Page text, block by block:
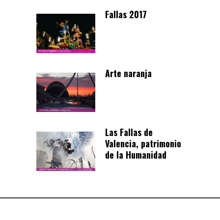
Fallas 2017
Arte naranja
Las Fallas de
Valencia, patrimonio
de la Humanidad